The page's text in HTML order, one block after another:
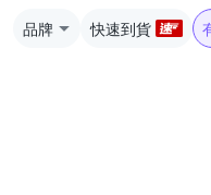
品牌 快速到貨